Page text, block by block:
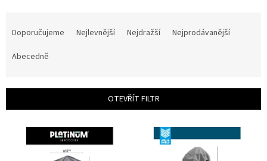
í
r
Doporučujeme Nejlevnější Nejdražší
Nejprodávanější
Abecedně
OTEVŘÍT FILTR